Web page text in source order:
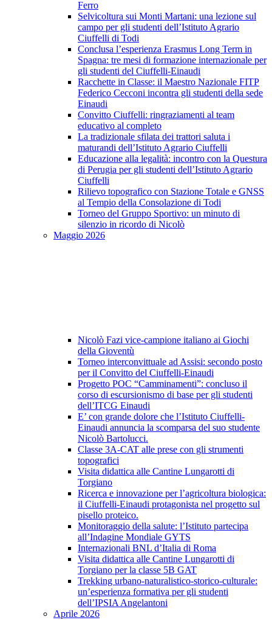
Ferro
Selvicoltura sui Monti Martani: una lezione sul
campo per gli studenti dell’Istituto Agrario
Ciuffelli di Todi
Conclusa l’esperienza Erasmus Long Term in
Spagna: tre mesi di formazione internazionale per
gli studenti del Ciuffelli-Einaudi
Racchette in Classe: il Maestro Nazionale FITP
Federico Cecconi incontra gli studenti della sede
Einaudi
Convitto Ciuffelli: ringraziamenti al team
educativo al completo
La tradizionale sfilata dei trattori saluta i
maturandi dell’Istituto Agrario Ciuffelli
Educazione alla legalità: incontro con la Questura
di Perugia per gli studenti dell’Istituto Agrario
Ciuffelli
Rilievo topografico con Stazione Totale e GNSS
al Tempio della Consolazione di Todi
Torneo del Gruppo Sportivo: un minuto di
silenzio in ricordo di Nicolò
Maggio 2026
Nicolò Fazi vice-campione italiano ai Giochi
della Gioventù
Torneo interconvittuale ad Assisi: secondo posto
per il Convitto del Ciuffelli-Einaudi
Progetto POC “Camminamenti”: concluso il
corso di escursionismo di base per gli studenti
dell’ITCG Einaudi
E’ con grande dolore che l’Istituto Ciuffelli-
Einaudi annuncia la scomparsa del suo studente
Nicolò Bartolucci.
Classe 3A-CAT alle prese con gli strumenti
topografici
Visita didattica alle Cantine Lungarotti di
Torgiano
Ricerca e innovazione per l’agricoltura biologica:
il Ciuffelli-Einaudi protagonista nel progetto sul
pisello proteico.
Monitoraggio della salute: l’Istituto partecipa
all’Indagine Mondiale GYTS
Internazionali BNL d’Italia di Roma
Visita didattica alle Cantine Lungarotti di
Torgiano per la classe 5B GAT
Trekking urbano-naturalistico-storico-culturale:
un’esperienza formativa per gli studenti
dell’IPSIA Angelantoni
Aprile 2026